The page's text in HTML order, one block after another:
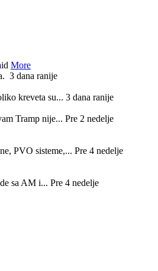
More
3 dana ranije
kreveta su... 3 dana ranije
Tramp nije... Pre 2 nedelje
PVO sisteme,... Pre 4 nedelje
sa AM i... Pre 4 nedelje